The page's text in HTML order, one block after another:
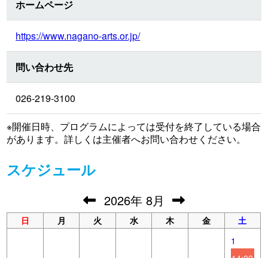
ホームページ
https://www.nagano-arts.or.jp/
問い合わせ先
026-219-3100
※開催日時、プログラムによっては受付を終了している場合
があります。詳しくは主催者へお問い合わせください。
スケジュール
2026年 8月
日 月 火 水 木 金
土
1